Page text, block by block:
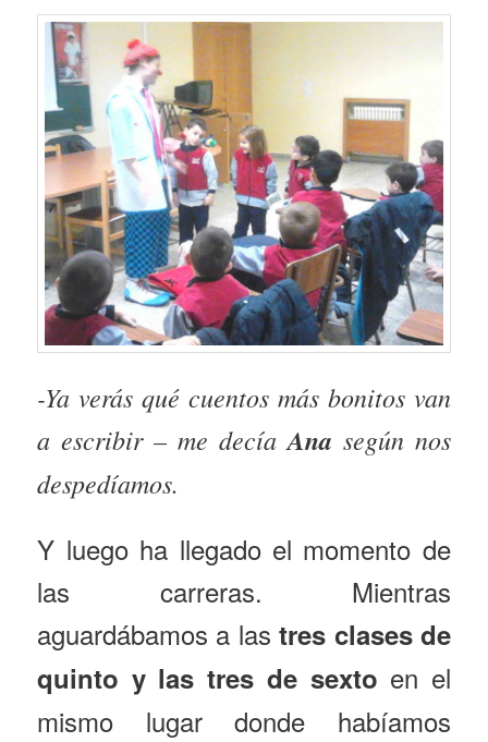
-Ya verás qué cuentos más bonitos van
a escribir – me decía Ana según nos
despedíamos.
Y luego ha llegado el momento de
las carreras. Mientras
aguardábamos a lastres clases de
quinto y las tres de sexto en el
mismo lugar donde habíamos